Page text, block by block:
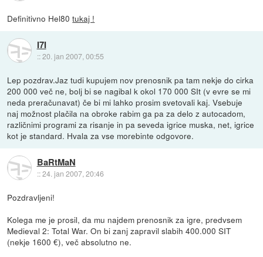
Definitivno Hel80tukaj !
I7I
::20. jan 2007, 00:55
Lep pozdrav.Jaz tudi kupujem nov prenosnik pa tam nekje do cirka
200 000 več ne, bolj bi se nagibal k okol 170 000 SIt (v evre se mi
neda preračunavat) če bi mi lahko prosim svetovali kaj. Vsebuje
naj možnost plačila na obroke rabim ga pa za delo z autocadom,
različnimi programi za risanje in pa seveda igrice muska, net, igrice
kot je standard. Hvala za vse morebinte odgovore.
BaRtMaN
::24. jan 2007, 20:46
Pozdravljeni!
Kolega me je prosil, da mu najdem prenosnik za igre, predvsem
Medieval 2: Total War. On bi zanj zapravil slabih 400.000 SIT
(nekje 1600 €), več absolutno ne.